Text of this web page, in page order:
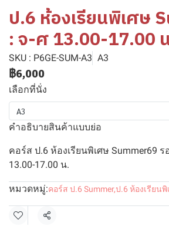
ป.6 ห้องเรียนพิเศษ
: จ-ศ 13.00-17.00
SKU : P6GE-SUM-A3 A3
฿6,000
เลือกที่นั่ง
A3
คำอธิบายสินค้าแบบย่อ
คอร์ส ป.6 ห้องเรียนพิเศษ Summer69
13.00-17.00 น.
หมวดหมู่:คอร์ส ป.6 Summer,ป.6 ห้องเรียนพิ
แชร์